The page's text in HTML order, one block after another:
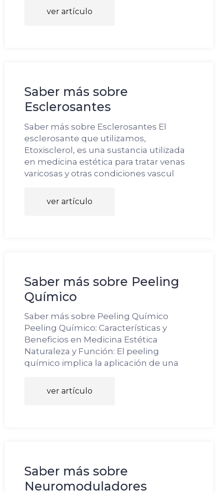
ver artículo
Saber más sobre
Esclerosantes
Saber más sobre Esclerosantes El
esclerosante que utilizamos,
Etoxisclerol, es una sustancia utilizada
en medicina estética para tratar venas
varicosas y otras condiciones vascul
ver artículo
Saber más sobre Peeling
Químico
Saber más sobre Peeling Químico
Peeling Químico: Características y
Beneficios en Medicina Estética
Naturaleza y Función: El peeling
químico implica la aplicación de una
ver artículo
Saber más sobre
Neuromoduladores